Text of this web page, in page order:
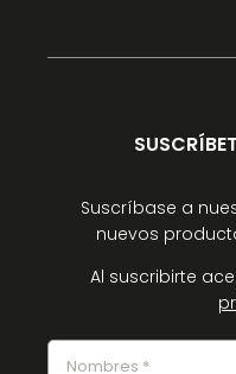
Suscríbase a
nuevos
Al suscribirte